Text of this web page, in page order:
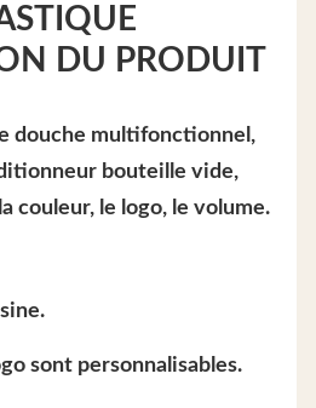
DU PRODUIT
douche multifonctionnel,
bouteille vide,
couleur, le logo, le volume.
sont personnalisables.